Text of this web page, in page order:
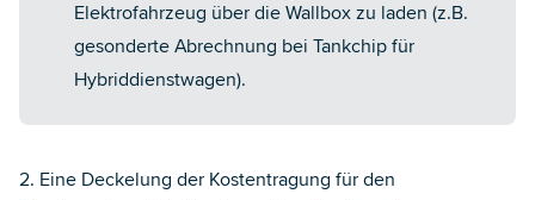
Elektrofahrzeug über die Wallbox zu laden (z.B.
gesonderte Abrechnung bei Tankchip für
Hybriddienstwagen).
2. Eine Deckelung der Kostentragung für den